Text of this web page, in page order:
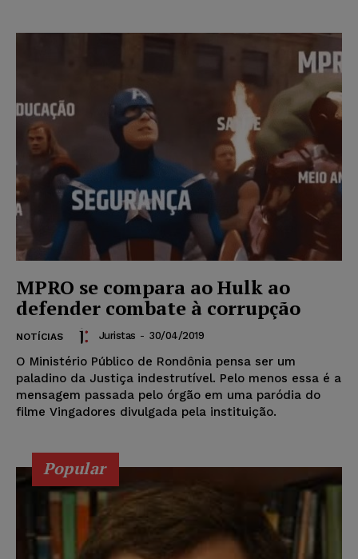
MPRO se compara ao Hulk ao
defender combate à corrupção
NOTÍCIAS Juristas - 30/04/2019
O Ministério Público de Rondônia pensa ser um
paladino da Justiça indestrutível. Pelo menos essa é a
mensagem passada pelo órgão em uma paródia do
filme Vingadores divulgada pela instituição.
Popular